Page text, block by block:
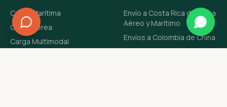
Carga Marítima
Carga Aérea
Carga Multimodal
Envío a Costa Rica de China
Aéreo y Marítimo
Envíos a Colombia de China